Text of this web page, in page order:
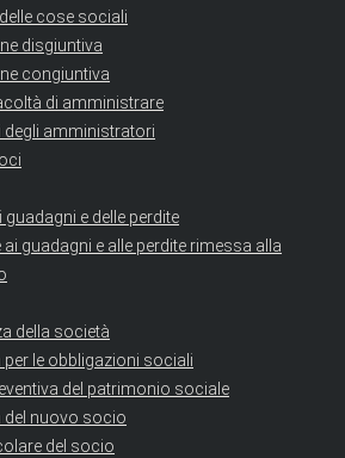
cose sociali
disgiuntiva
congiuntiva
di amministrare
degli amministratori
e delle perdite
guadagni e alle perdite rimessa alla
della società
le obbligazioni sociali
del patrimonio sociale
del nuovo socio
del socio